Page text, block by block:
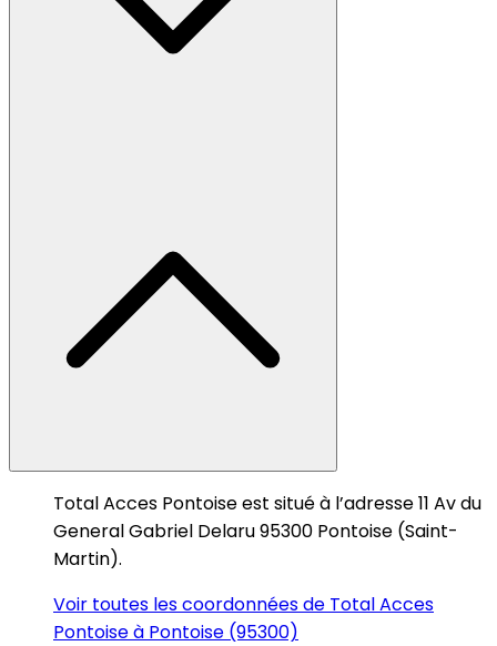
Total Acces Pontoise est situé à l’adresse 11 Av du
General Gabriel Delaru 95300 Pontoise (Saint-
Martin).
Voir toutes les coordonnées de Total Acces
Pontoise à Pontoise (95300)